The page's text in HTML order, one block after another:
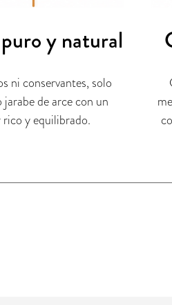
y natural
ni conservantes, solo
de arce con un
rico y equilibrado.